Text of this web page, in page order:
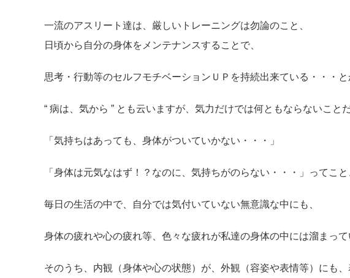
一流のアスリート達は、厳しいトレーニングは勿論のこと、
日頃から自分の身体をメンテナンスすることで、
思考・行動等のセルフモチベーションＵＰを持続出来ている・・・と
“ 病は、気から ” とも云いますが、気力だけでは何ともならないこと
「気持ちはあっても、身体がついていかない・・・」
「身体は元気なはず！？なのに、気持ちがのらない・・・」ってこ
毎日の生活の中で、自分では気付いていない無意識な中にも、
身体の疲れや心の疲れ等、色々な疲れが私達の身体の中には溜まって
そのうち、内観（身体や心の状態）が、外観（容姿や表情等）にも、